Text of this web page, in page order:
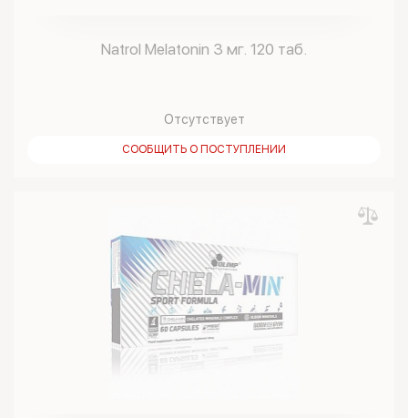
Natrol Melatonin 3 мг. 120 таб.
Отсутствует
СООБЩИТЬ О ПОСТУПЛЕНИИ